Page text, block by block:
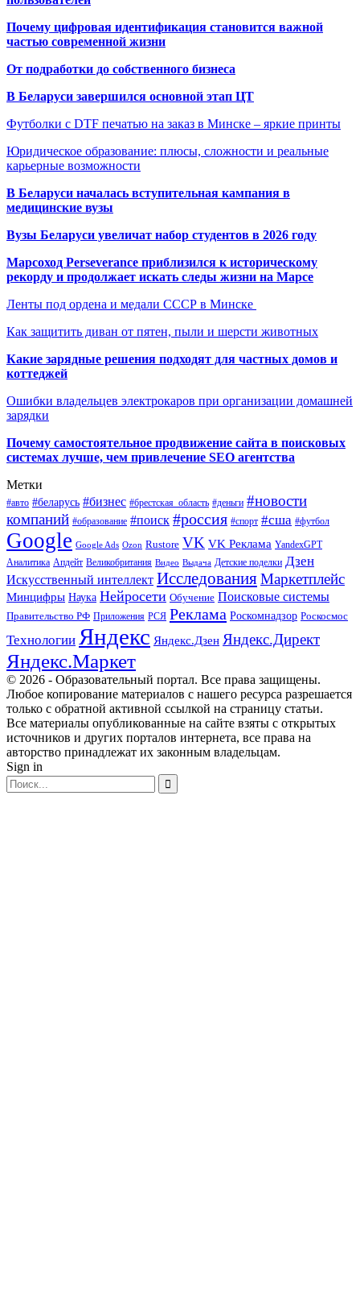
Почему цифровая идентификация становится важной
частью современной жизни
От подработки до собственного бизнеса
В Беларуси завершился основной этап ЦТ
Футболки с DTF печатью на заказ в Минске – яркие принты
Юридическое образование: плюсы, сложности и реальные
карьерные возможности
В Беларуси началась вступительная кампания в
медицинские вузы
Вузы Беларуси увеличат набор студентов в 2026 году
Марсоход Perseverance приблизился к историческому
рекорду и продолжает искать следы жизни на Марсе
Ленты под ордена и медали СССР в Минске
Как защитить диван от пятен, пыли и шерсти животных
Какие зарядные решения подходят для частных домов и
коттеджей
Ошибки владельцев электрокаров при организации домашней
зарядки
Почему самостоятельное продвижение сайта в поисковых
системах лучше, чем привлечение SEO агентства
Метки
#авто #беларусь #бизнес #брестская_область #деньги #новости
компаний #образование #поиск #россия #спорт #сша #футбол
Google Google Ads Ozon Rustore VK VK Реклама YandexGPT
Аналитика Апдейт Великобритания Видео Выдача Детские поделки Дзен
Искусственный интеллект ИсследованияМаркетплейс
Минцифры Наука Нейросети Обучение Поисковые системы
Правительство РФ Приложения РСЯ Реклама Роскомнадзор Роскосмос
Технологии Яндекс Яндекс.Дзен Яндекс.Директ
Яндекс.Маркет
© 2026 - Образовательный портал. Все права защищены.
Любое копирование материалов с нашего ресурса разрешается
только с обратной активной ссылкой на страницу статьи.
Все материалы опубликованные на сайте взяты с открытых
источников и других порталов интернета, все права на
авторство принадлежат их законным владельцам.
Sign in